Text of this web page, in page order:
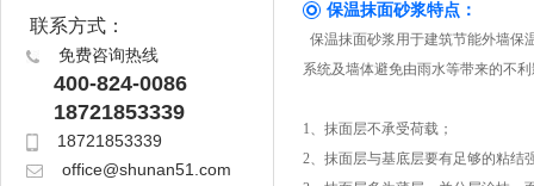
联系方式：
免费咨询热线
400-824-0086
18721853339
18721853339
office@shunan51.com
保温抹面砂浆特点：
保温抹面砂浆用于建筑节能外墙保
系统及墙体避免由雨水等带来的不
1、抹面层不承受荷载；
2、抹面层与基底层要有足够的粘结